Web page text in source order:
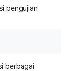
pengujian
berbagai